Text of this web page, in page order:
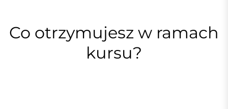
Co otrzymujesz w ramach
kursu?